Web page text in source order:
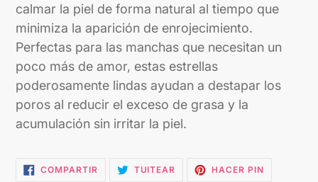
calmar la piel de forma natural al tiempo que
minimiza la aparición de enrojecimiento.
Perfectas para las manchas que necesitan un
poco más de amor, estas estrellas
poderosamente lindas ayudan a destapar los
poros al reducir el exceso de grasa y la
acumulación sin irritar la piel.
COMPARTIRCOMPARTIR
EN
TUITEAR TUITEARHACER PINPINEAR
EN